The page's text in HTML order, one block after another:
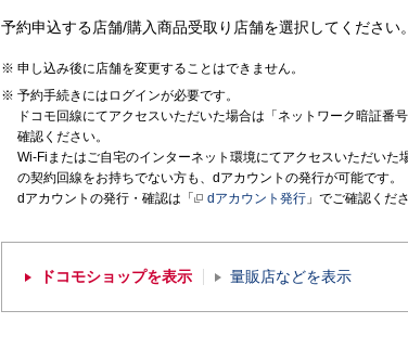
予約申込する店舗/購入商品受取り店舗を選択してください。
申し込み後に店舗を変更することはできません。
予約手続きにはログインが必要です。
ドコモ回線にてアクセスいただいた場合は「ネットワーク暗証番
確認ください。
Wi-Fiまたはご自宅のインターネット環境にてアクセスいただい
の契約回線をお持ちでない方も、dアカウントの発行が可能です。
dアカウントの発行・確認は「
dアカウント発行 」でご確認くださ
ドコモショップを表示 量販店などを表示